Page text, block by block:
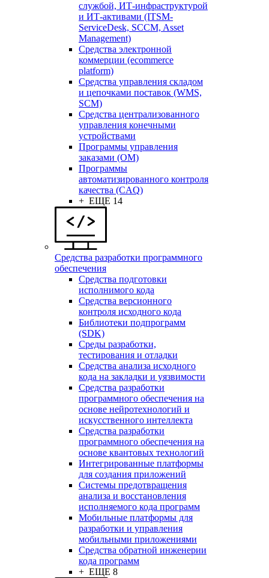
службой, ИТ-инфраструктурой
и ИТ-активами (ITSM-
ServiceDesk, SCCM, Asset
Management)
Средства электронной
коммерции (ecommerce
platform)
Средства управления складом
и цепочками поставок (WMS,
SCM)
Средства централизованного
управления конечными
устройствами
Программы управления
заказами (OM)
Программы
автоматизированного контроля
качества (CAQ)
+ ЕЩЕ 14
Средства разработки программного
обеспечения
Средства подготовки
исполнимого кода
Средства версионного
контроля исходного кода
Библиотеки подпрограмм
(SDK)
Среды разработки,
тестирования и отладки
Средства анализа исходного
кода на закладки и уязвимости
Средства разработки
программного обеспечения на
основе нейротехнологий и
искусственного интеллекта
Средства разработки
программного обеспечения на
основе квантовых технологий
Интегрированные платформы
для создания приложений
Системы предотвращения
анализа и восстановления
исполняемого кода программ
Мобильные платформы для
разработки и управления
мобильными приложениями
Средства обратной инженерии
кода программ
+ ЕЩЕ 8